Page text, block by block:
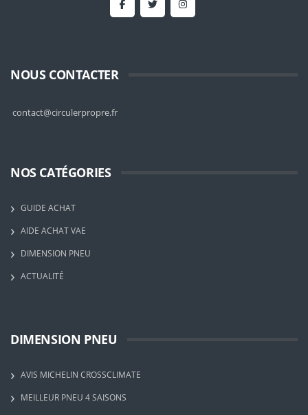
NOUS CONTACTER
contact@circulerpropre.fr
NOS CATÉGORIES
GUIDE ACHAT
AIDE ACHAT VAE
DIMENSION PNEU
ACTUALITÉ
DIMENSION PNEU
AVIS MICHELIN CROSSCLIMATE
MEILLEUR PNEU 4 SAISONS